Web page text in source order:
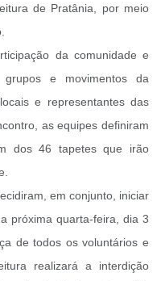
de Pratânia, por meio
da comunidade e
e movimentos da
e representantes das
as equipes definiram
dos 46 tapetes que irão
em conjunto, iniciar
próxima quarta-feira, dia 3
de todos os voluntários e
realizará a interdição